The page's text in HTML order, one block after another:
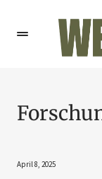
April 8, 2025